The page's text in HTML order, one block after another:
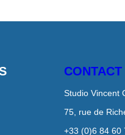
Studio Vincent
75, rue de
+33 (0)6 84 60